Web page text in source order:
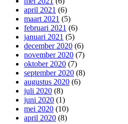
april 2021 (6)
maart 2021 (5)
februari 2021 (6)
januari 2021 (5)
december 2020 (6)
november 2020 (7)
oktober 2020 (7)
september 2020 (8)
augustus 2020 (6)
juli 2020 (8)
juni 2020 (1)
mei 2020 (10)
april 2020 (8)